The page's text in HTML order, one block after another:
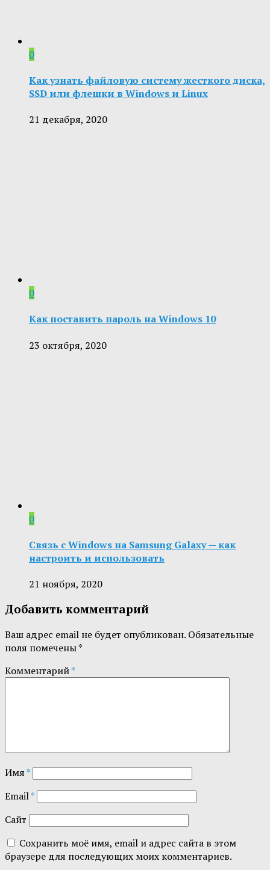
0
Как узнать файловую систему жесткого диска,
SSD или флешки в Windows и Linux
21 декабря, 2020
0
Как поставить пароль на Windows 10
23 октября, 2020
0
Связь с Windows на Samsung Galaxy — как
настроить и использовать
21 ноября, 2020
Добавить комментарий
Ваш адрес email не будет опубликован. Обязательные
поля помечены*
Комментарий*
Имя*
Email*
Сайт
Сохранить моё имя, email и адрес сайта в этом
браузере для последующих моих комментариев.